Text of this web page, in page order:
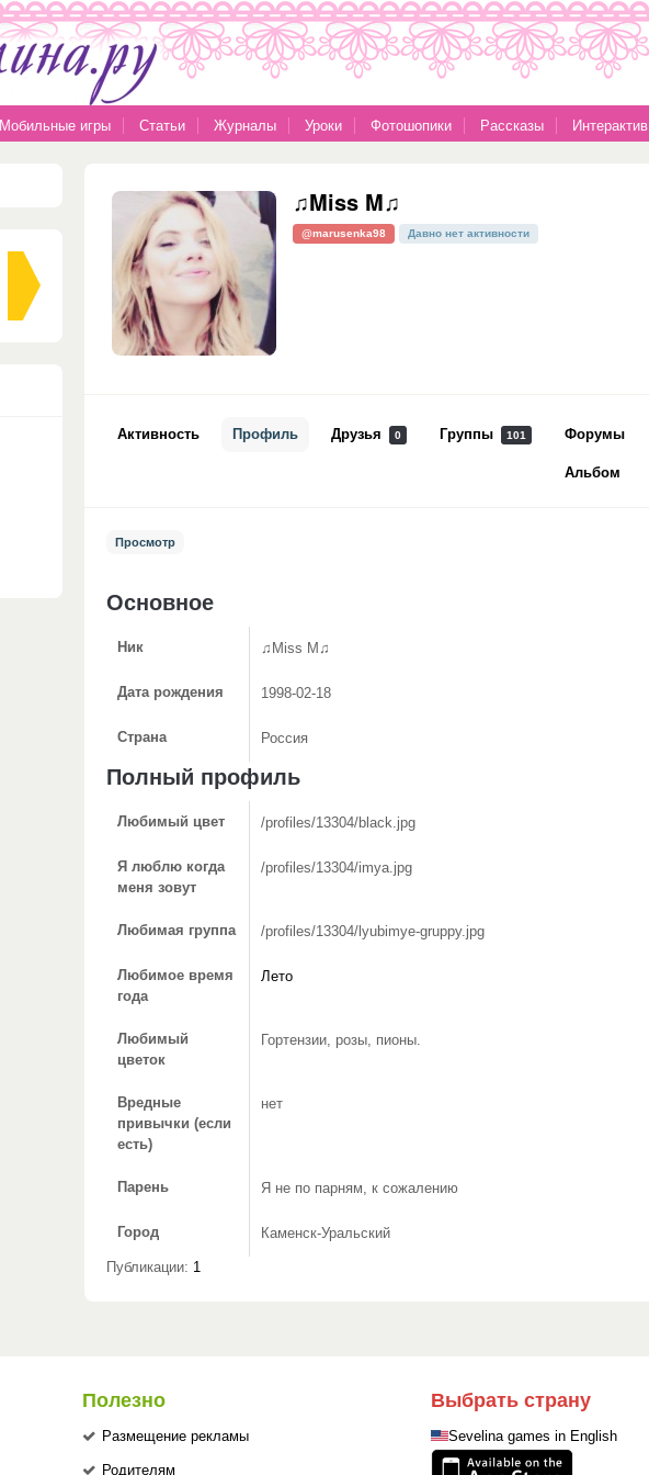
Мобильные игры Статьи Журналы Уроки Фотошопики Рассказы Интерактив
♫Miss M♫
@marusenka98 Давно нет активности
Активность Профиль Друзья 0 Группы 101 Форумы
Альбом
Просмотр
Основное
Ник ♫Miss M♫
Дата рождения 1998-02-18
Страна Россия
Полный профиль
Любимый цвет /profiles/13304/black.jpg
Я люблю когда
меня зовут
/profiles/13304/imya.jpg
Любимая группа /profiles/13304/lyubimye-gruppy.jpg
Любимое время
года
Лето
Любимый
цветок
Гортензии, розы, пионы.
Вредные
привычки (если
есть)
нет
Парень Я не по парням, к сожалению
Город Каменск-Уральский
Публикации: 1
Полезно
Размещение рекламы
Родителям
Выбрать страну
Sevelina games in English